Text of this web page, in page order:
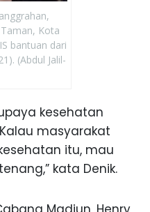
Kota
bantuan dari
(Abdul Jalil-
kesehatan
masyarakat
itu, mau
kata Denik.